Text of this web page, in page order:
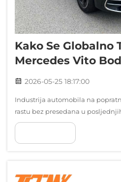
Kako Se Globalno
Mercedes Vito
2026-05-25 18:17:00
Industrija automobila na
rastu bez presedana u
specijalizirani segmenti poput